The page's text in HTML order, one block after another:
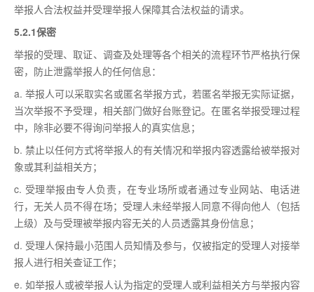
举报人合法权益并受理举报人保障其合法权益的请求。
5.2.1保密
举报的受理、取证、调查及处理等各个相关的流程环节严格执行保
密，防止泄露举报人的任何信息：
a. 举报人可以采取实名或匿名举报方式，若匿名举报无实际证据，
当次举报不予受理，相关部门做好台账登记。在匿名举报受理过程
中，除非必要不得询问举报人的真实信息；
b. 禁止以任何方式将举报人的有关情况和举报内容透露给被举报对
象或其利益相关方；
c. 受理举报由专人负责，在专业场所或者通过专业网站、电话进
行，无关人员不得在场；受理人未经举报人同意不得向他人（包括
上级）及与受理被举报内容无关的人员透露其身份信息；
d. 受理人保持最小范围人员知情及参与，仅被指定的受理人对接举
报人进行相关查证工作；
e. 如举报人或被举报人认为指定的受理人或利益相关方与举报内容